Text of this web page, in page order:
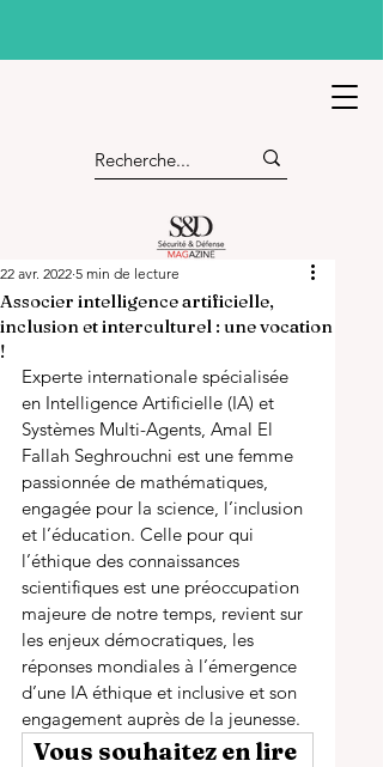
Associer intelligence artificielle,
inclusion et interculturel : une vocation
!
22 avr. 2022 5 min de lecture
Experte internationale spécialisée
en Intelligence Artificielle (IA) et
Systèmes Multi-Agents, Amal El
Fallah Seghrouchni est une femme
passionnée de mathématiques,
engagée pour la science, l’inclusion
et l’éducation. Celle pour qui
l’éthique des connaissances
scientifiques est une préoccupation
majeure de notre temps, revient sur
les enjeux démocratiques, les
réponses mondiales à l’émergence
d’une IA éthique et inclusive et son
engagement auprès de la jeunesse.
Vous souhaitez en lire